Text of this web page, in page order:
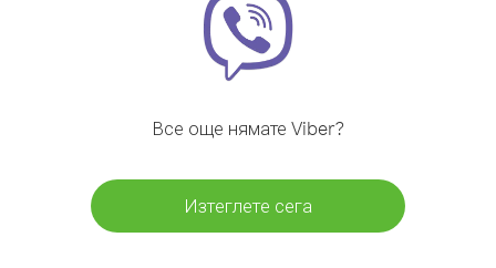
Все още нямате Viber?
Изтеглете сега